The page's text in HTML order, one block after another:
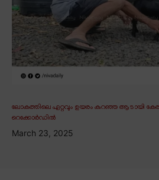
ലോകത്തിലെ ഏറ്റവും ഉയരം കുറഞ്ഞ ആടായി
റെക്കോർഡിൽ
March 23, 2025